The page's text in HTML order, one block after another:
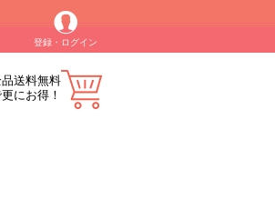
登録・ログイン
送料無料
にお得！